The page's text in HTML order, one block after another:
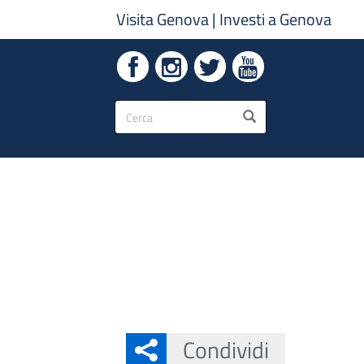
Visita Genova| Investi a Genova
Form
di
ricerca
CERCA
Condividi